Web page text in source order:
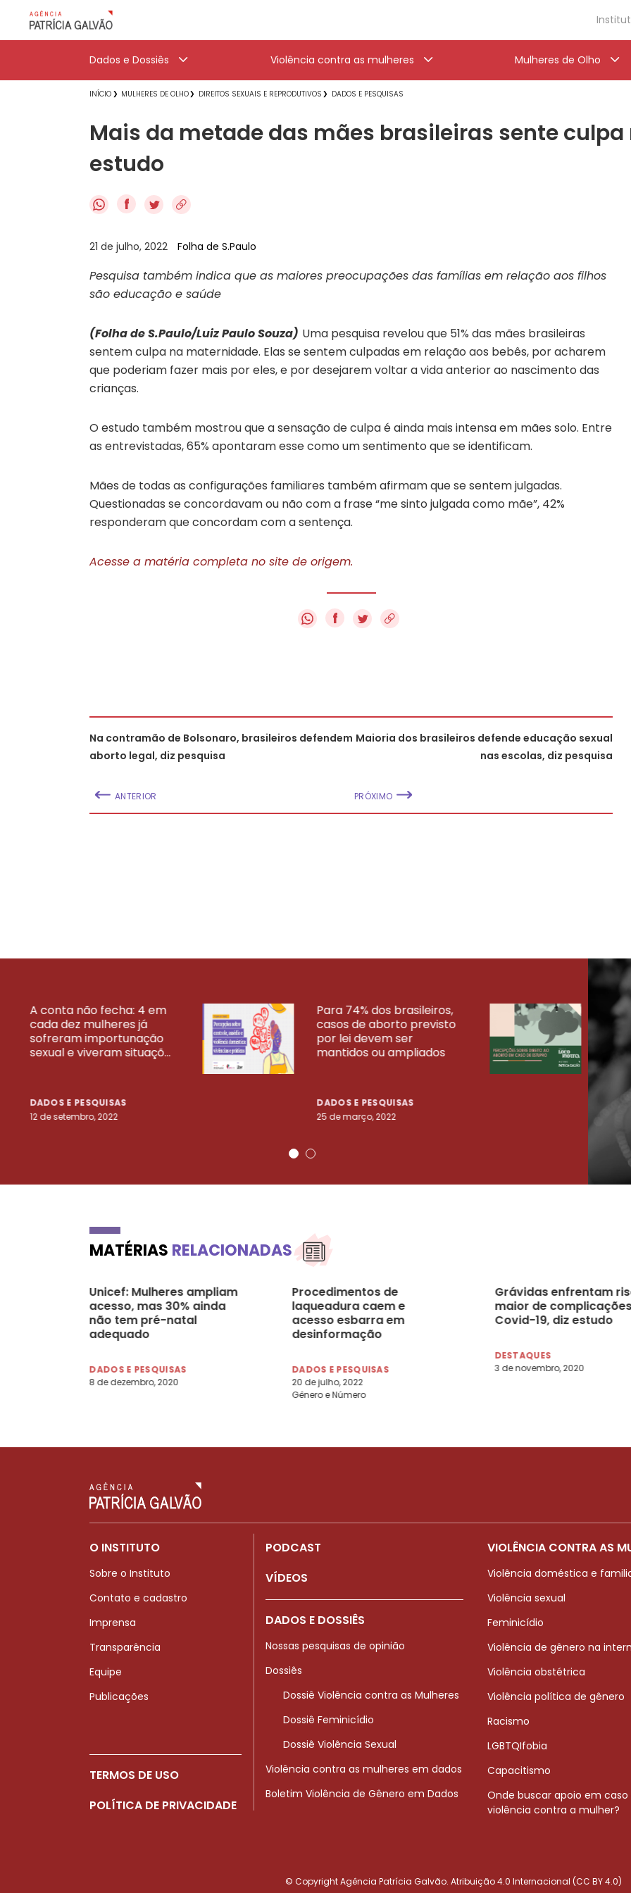
Dados e Dossiês Violência contra as mulheres Mulheres de Olho
INÍCIO MULHERES DE OLHO DIREITOS SEXUAIS E REPRODUTIVOS DADOS E PESQUISAS
Mais da metade das mães brasileiras sente
estudo
f
21 de julho, 2022 Folha de S.Paulo
Pesquisa também indica que as maiores preocupações das famílias em relação aos filhos
são educação e saúde
(Folha de S.Paulo/Luiz Paulo Souza) Uma pesquisa revelou que 51% das mães brasileiras
sentem culpa na maternidade. Elas se sentem culpadas em relação aos bebês, por acharem
que poderiam fazer mais por eles, e por desejarem voltar a vida anterior ao nascimento das
crianças.
O estudo também mostrou que a sensação de culpa é ainda mais intensa em mães solo. Entre
as entrevistadas, 65% apontaram esse como um sentimento que se identificam.
Mães de todas as configurações familiares também afirmam que se sentem julgadas.
Questionadas se concordavam ou não com a frase “me sinto julgada como mãe”, 42%
responderam que concordam com a sentença.
Acesse a matéria completa no site de origem.
f
Na contramão de Bolsonaro, brasileiros defendem
aborto legal, diz pesquisa
ANTERIOR
Maioria dos brasileiros defende educação sexual
nas escolas, diz pesquisa
PRÓXIMO
A conta não fecha: 4 em
cada dez mulheres já
sofreram importunação
sexual e viveram situaçõ...
DADOS E PESQUISAS
12 de setembro, 2022
Para 74% dos brasileiros,
casos de aborto previsto
por lei devem ser
mantidos ou ampliados
DADOS E PESQUISAS
25 de março, 2022
23
VEJA MAIS PESQUISAS
MATÉRIAS RELACIONADAS
Unicef: Mulheres ampliam
acesso, mas 30% ainda
não tem pré-natal
adequado
DADOS E PESQUISAS
8 de dezembro, 2020
Procedimentos de
laqueadura caem e
acesso esbarra em
desinformação
DADOS E PESQUISAS
20 de julho, 2022
Gênero e Número
Grávidas enfrentam
maior de
Covid-19, diz estudo
DESTAQUES
3 de novembro, 2020
O INSTITUTO
Sobre o Instituto
Contato e cadastro
Imprensa
Transparência
Equipe
Publicações
TERMOS DE USO
POLÍTICA DE PRIVACIDADE
PODCAST
VÍDEOS
DADOS E DOSSIÊS
Nossas pesquisas de opinião
Dossiês
Dossiê Violência contra as Mulheres
Dossiê Feminicídio
Dossiê Violência Sexual
Violência contra as mulheres em dados
Boletim Violência de Gênero em Dados
VIOLÊNCIA CONTRA AS
Violência doméstica e
Violência sexual
Feminicídio
Violência de gênero na
Violência obstétrica
Violência política de gênero
Racismo
LGBTQIfobia
Capacitismo
Onde buscar apoio em caso
violência contra a mulher?
© Copyright Agência Patrícia Galvão. Atribuição 4.0 Internacional (CC BY 4.0)